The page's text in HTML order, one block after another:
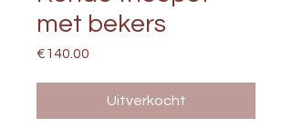
met bekers
€140.00
Uitverkocht